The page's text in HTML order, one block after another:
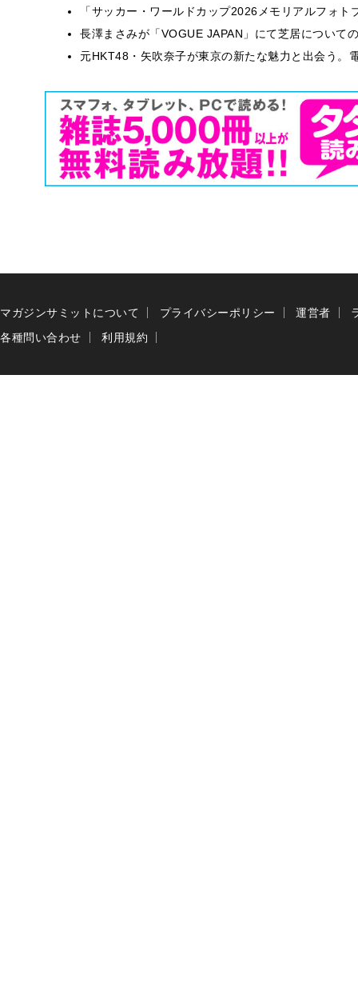
「サッカー・ワールドカップ2026メモリアルフォ
長澤まさみが「VOGUE JAPAN」にて芝居について
元HKT48・矢吹奈子が東京の新たな魅力と出会う
マガジンサミットについて プライバシーポリシー 運営者
各種問い合わせ
利用規約